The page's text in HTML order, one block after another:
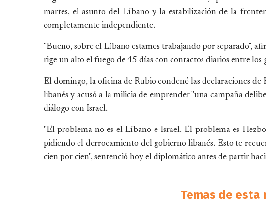
martes, el asunto del Líbano y la estabilización de la
completamente independiente.
"Bueno, sobre el Líbano estamos trabajando por separado",
rige un alto el fuego de 45 días con contactos diarios entre los
El domingo, la oficina de Rubio condenó las declaraciones
libanés y acusó a la milicia de emprender "una campaña
diálogo con Israel.
"El problema no es el Líbano e Israel. El problema es
pidiendo el derrocamiento del gobierno libanés. Esto te
cien por cien", sentenció hoy el diplomático antes de partir
Temas de esta